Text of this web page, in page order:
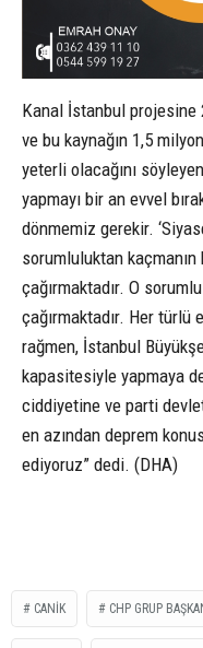
Kanal İstanbul projesine
ve bu kaynağın 1,5
yeterli olacağını
yapmayı bir an evvel
dönmemiz gerekir.
sorumluluktan
çağırmaktadır. O
çağırmaktadır. Her türlü
rağmen, İstanbul
kapasitesiyle yapmaya
ciddiyetine ve parti
en azından deprem
ediyoruz” dedi. (DHA)
CANİK CHP GRUP